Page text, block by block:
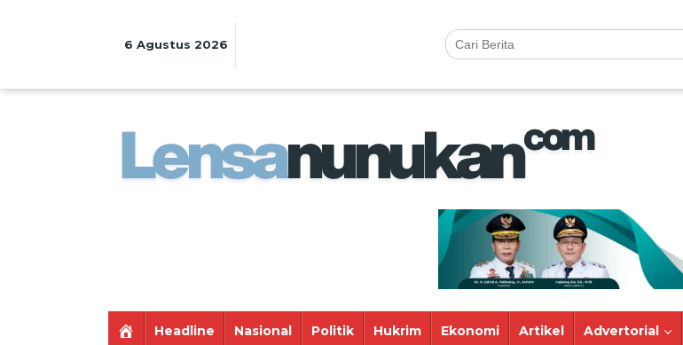
6 Agustus 2026
Headline Nasional Politik Hukrim Ekonomi Artikel Advertorial